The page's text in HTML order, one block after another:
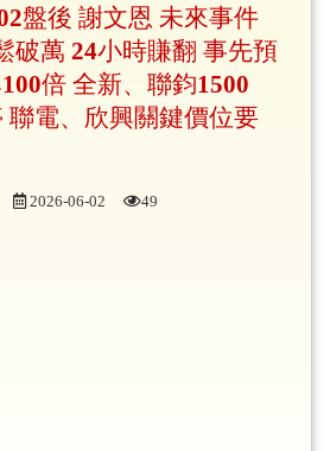
盤後 謝文恩 未來事件
破萬 24小時賺翻 事先預
倍 全新、聯鈞1500
聯電、欣興關鍵價位要
2026-06-02 49